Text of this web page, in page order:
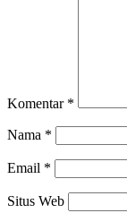
Komentar *
Nama *
Email *
Situs Web